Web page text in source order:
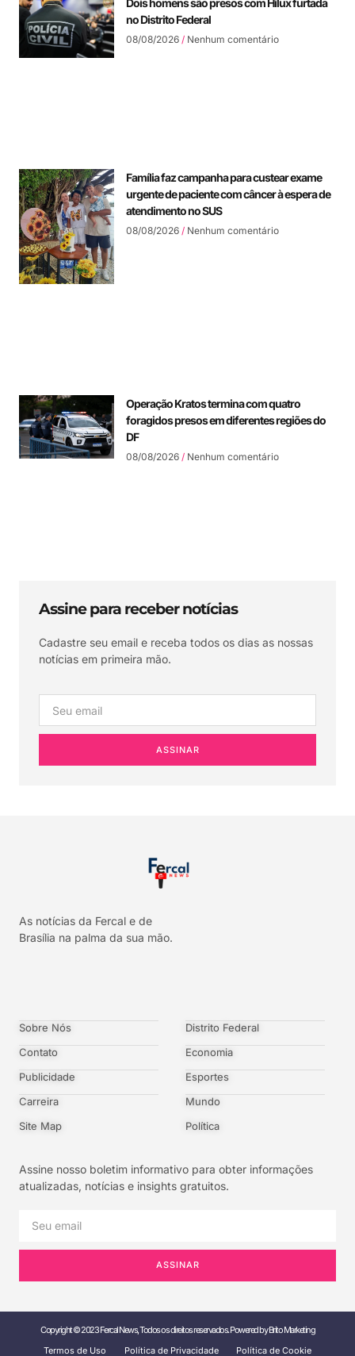
Dois homens são presos com Hilux furtada
no Distrito Federal
08/08/2026 Nenhum comentário
Família faz campanha para custear exame
urgente de paciente com câncer à espera de
atendimento no SUS
08/08/2026 Nenhum comentário
Operação Kratos termina com quatro
foragidos presos em diferentes regiões do
DF
08/08/2026 Nenhum comentário
Assine para receber notícias
Cadastre seu email e receba todos os dias as nossas
notícias em primeira mão.
ASSINAR
As notícias da Fercal e de
Brasília na palma da sua mão.
Sobre Nós
Contato
Publicidade
Carreira
Site Map
Distrito Federal
Economia
Esportes
Mundo
Política
Assine nosso boletim informativo para obter informações
atualizadas, notícias e insights gratuitos.
ASSINAR
Copyright © 2023 Fercal News, Todos os direitos reservados. Powered by Brito Marketing
Termos de Uso
Política de Privacidade Política de Cookie